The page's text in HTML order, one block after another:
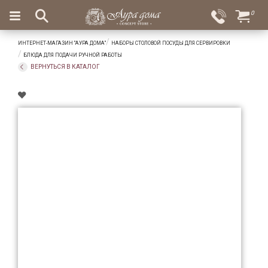
Вход
Избранное
×
Салоны
Доставка
Оплата
Ароматы
0
ИНТЕРНЕТ-МАГАЗИН "АУРА ДОМА"
НАБОРЫ СТОЛОВОЙ ПОСУДЫ ДЛЯ СЕРВИРОВКИ
БЛЮДА ДЛЯ ПОДАЧИ РУЧНОЙ РАБОТЫ
ВЕРНУТЬСЯ В КАТАЛОГ